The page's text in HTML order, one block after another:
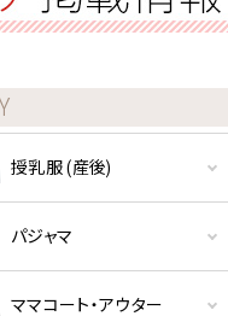
授乳服 (産後)
パジャマ
ママコート・アウター